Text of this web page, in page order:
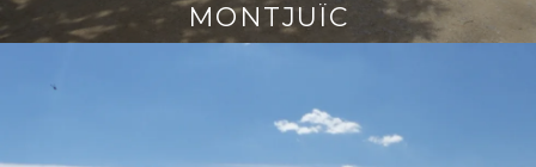
MONTJUÏC